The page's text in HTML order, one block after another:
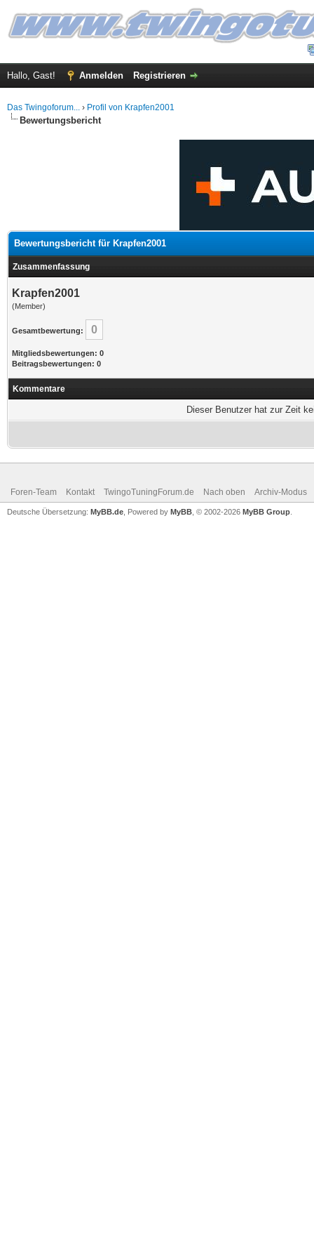
Hallo, Gast! Anmelden Registrieren
Das Twingoforum... › Profil von Krapfen2001
Bewertungsbericht
Bewertungsbericht für Krapfen2001
Zusammenfassung
Krapfen2001
(Member)
Gesamtbewertung: 0
Mitgliedsbewertungen: 0
Beitragsbewertungen: 0
Kommentare
Dieser Benutzer hat zur Zeit
Foren-Team Kontakt TwingoTuningForum.de Nach oben Archiv-Modus
Deutsche Übersetzung: MyBB.de , Powered by MyBB , © 2002-2026 MyBB Group